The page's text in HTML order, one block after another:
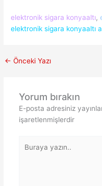
elektronik sigara konyaaltı,
elektronik sigara konyaaltı
← Önceki Yazı
Yorum bırakın
E-posta adresiniz
işaretlenmişlerdir
yazın..